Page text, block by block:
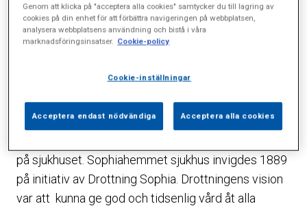
Sophiahemmets sjukhus
kvalitetsarbete
Hög patientsäkerhet genom förebyggande och
systematiskt arbete är en av sjukhusets viktigaste
prioriteringar, vilket ses i de övergripande
på sjukhuset. Sophiahemmet sjukhus invigdes 1889
på initiativ av Drottning Sophia. Drottningens vision
var att kunna ge god och tidsenlig vård åt alla
Genom att klicka på "acceptera alla cookies" samtycker du till lagring av
cookies på din enhet för att förbättra navigeringen på webbplatsen,
analysera webbplatsens användning och bistå i våra
marknadsföringsinsatser. Cookie-policy
Cookie-inställningar
Acceptera endast nödvändiga Acceptera alla cookies